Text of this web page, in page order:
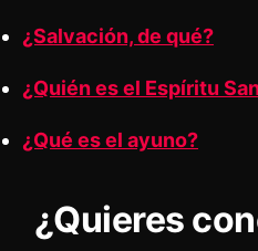
¿Salvación, de qué?
¿Quién es el Espíritu
¿Qué es el ayuno?
¿Quieres